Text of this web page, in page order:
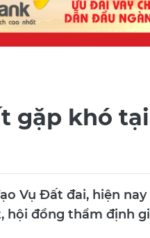
gặp khó
Vụ Đất đai, hiện
hội đồng thẩm định